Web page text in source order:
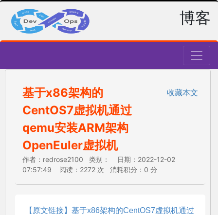
博客
基于x86架构的
CentOS7虚拟机通过
qemu安装ARM架构
OpenEuler虚拟机
收藏本文
作者：redrose2100 类别： 日期：2022-12-02
07:57:49 阅读：2272 次 消耗积分：0 分
【原文链接】基于x86架构的CentOS7虚拟机通过